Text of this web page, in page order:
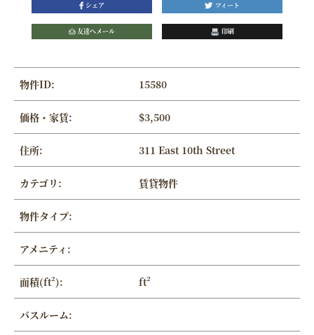
シェア ツィート
友達へメール 印刷
物件ID: 15580
価格・家賃: $3,500
住所: 311 East 10th Street
カテゴリ: 賃貸物件
物件タイプ:
アメニティ:
面積(ft²): ft²
バスルーム: